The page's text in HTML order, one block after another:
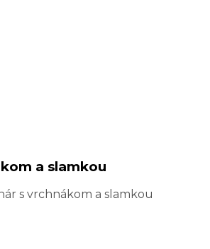
a slamkou
s vrchnákom a slamkou